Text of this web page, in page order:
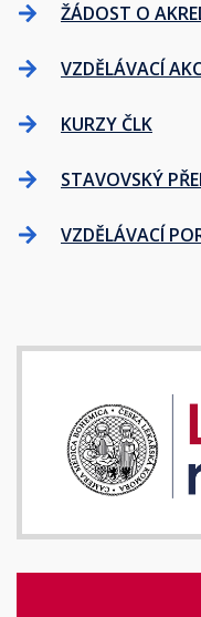
ŽÁDOST O
VZDĚLÁVACÍ
KURZY ČLK
STAVOVSKÝ
VZDĚLÁVACÍ